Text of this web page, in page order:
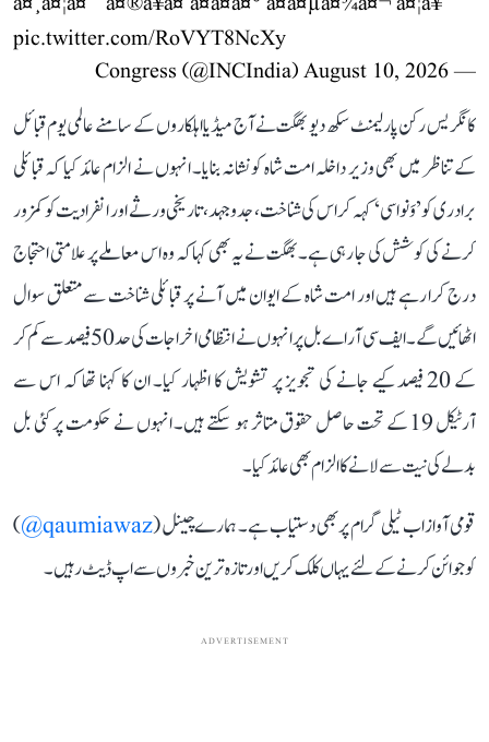
pic.twitter.com/RoVYT8NcXy
— Congress (@INCIndia)
August 10, 2026
کانگریس رکن پارلیمنٹ سکھ دیو بھگت نے آج میڈیا اہلکاروں کے سامنے عالمی یوم قبائل
کے تناظر میں بھی وزیر داخلہ امت شاہ کو نشانہ بنایا۔ انہوں نے الزام عائد کیا کہ قبائلی
برادری کو ’وَنواسی‘ کہہ کر اس کی شناخت، جدوجہد، تاریخی ورثے اور انفرادیت کو کمزور
کرنے کی کوشش کی جا رہی ہے۔ بھگت نے یہ بھی کہا کہ وہ اس معاملے پر علامتی احتجاج
درج کرا رہے ہیں اور امت شاہ کے ایوان میں آنے پر قبائلی شناخت سے متعلق سوال
اٹھائیں گے۔ ایف سی آر اے بل پر انہوں نے انتظامی اخراجات کی حد 50 فیصد سے کم کر
کے 20 فیصد کیے جانے کی تجویز پر تشویش کا اظہار کیا۔ ان کا کہنا تھا کہ اس سے
آرٹیکل 19 کے تحت حاصل حقوق متاثر ہو سکتے ہیں۔ انہوں نے حکومت پر کئی بل
بدلے کی نیت سے لانے کا الزام بھی عائد کیا۔
قومی آواز اب ٹیلی گرام پر بھی دستیاب ہے۔ ہمارے چینل (qaumiawaz@
)
کو جوائن کرنے کے لئے یہاں کلک کریں اور تازہ ترین خبروں سے اپ ڈیٹ رہیں۔
ADVERTISEMENT